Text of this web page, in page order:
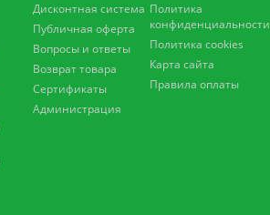
Дисконтная система
Публичная оферта
Вопросы и ответы
Возврат товара
Сертификаты
Администрация
Политика
конфиденциальности
Политика cookies
Карта сайта
Правила оплаты